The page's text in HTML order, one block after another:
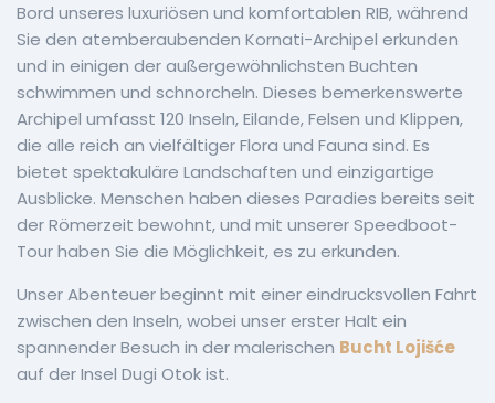
Bord unseres luxuriösen und komfortablen RIB, während
Sie den atemberaubenden Kornati-Archipel erkunden
und in einigen der außergewöhnlichsten Buchten
schwimmen und schnorcheln. Dieses bemerkenswerte
Archipel umfasst 120 Inseln, Eilande, Felsen und Klippen,
die alle reich an vielfältiger Flora und Fauna sind. Es
bietet spektakuläre Landschaften und einzigartige
Ausblicke. Menschen haben dieses Paradies bereits seit
der Römerzeit bewohnt, und mit unserer Speedboot-
Tour haben Sie die Möglichkeit, es zu erkunden.
Unser Abenteuer beginnt mit einer eindrucksvollen Fahrt
zwischen den Inseln, wobei unser erster Halt ein
spannender Besuch in der malerischen Bucht Lojišće
auf der Insel Dugi Otok ist.